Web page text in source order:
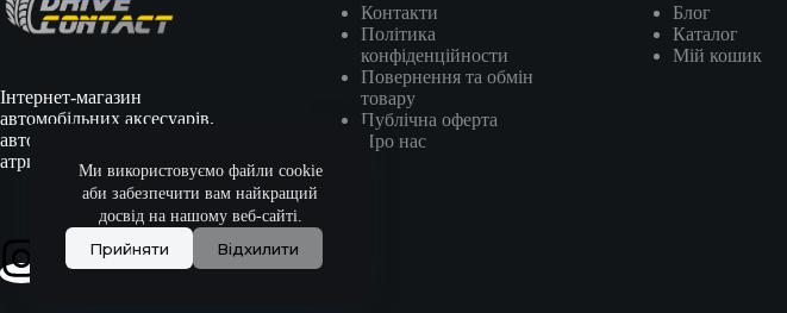
Ми використовуємо файли cookie
аби забезпечити вам найкращий
досвід на нашому веб-сайті.
Прийняти Відхилити
Інтернет-магазин
автомобільних аксесуарів,
автотоварів, гоночної
атрибутики та сувенірів.
Контакти
Політика
конфіденційности
Повернення та обмін
товару
Публічна оферта
Про нас
Блог
Каталог
Мій кошик